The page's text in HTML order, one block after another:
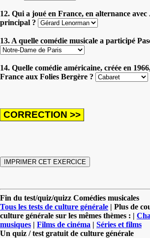
12. Qui a joué en France, en alternance
principal ?
13. A quelle comédie musicale a participé
14. Quelle comédie américaine, créée en
France aux Folies Bergère ?
Fin du test/quiz/quizz Comédies musicales
Tous les tests de culture générale | Plus de
culture générale sur les mêmes thèmes : |
musiques | Films de cinéma | Séries et films
Un quiz / test gratuit de culture générale